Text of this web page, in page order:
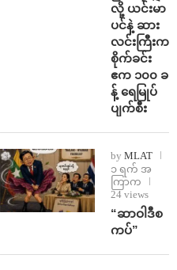
လို့ ယင်းမာ
ပင်နဲ့ ဆား
လင်းကြီးက
စိုက်ခင်း
ဧက ၁၀၀ ခ
န့် ရေမြုပ်
ပျက်စီး
by MLAT
၁ ရက် အ
ကြာက
24 views
“ဆာဝါဒီစ
ကပ်”